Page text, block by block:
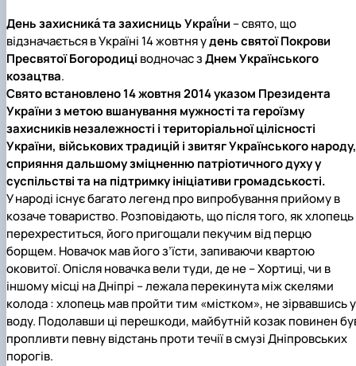
День захисника́ та захисниць Украї́ни – свято, що
відзначається в Україні 14 жовтня удень святої Покрови
Пресвятої Богородиці водночас зДнем Українського
козацтва.
Свято встановлено 14 жовтня 2014 указом Президента
України з метою вшанування мужності та героїзму
захисників незалежності і територіальної цілісності
України, військових традицій і звитяг Українського народу,
сприяння дальшому зміцненню патріотичного духу у
суспільстві та на підтримку ініціативи громадськості.
У народі існує багато легенд про випробування прийому в
козаче товариство. Розповідають, що після того, як хлопець
перехреститься, його пригощали пекучим від перцю
борщем. Новачок мав його з’їсти, запиваючи квартою
оковитої. Опісля новачка вели туди, де не – Хортиці, чи в
іншому місці на Дніпрі – лежала перекинута між скелями
колода : хлопець мав пройти тим «містком», не зірвавшись у
воду. Подолавши ці перешкоди, майбутній козак повинен
пропливти певну відстань проти течії в смузі Дніпровських
порогів.